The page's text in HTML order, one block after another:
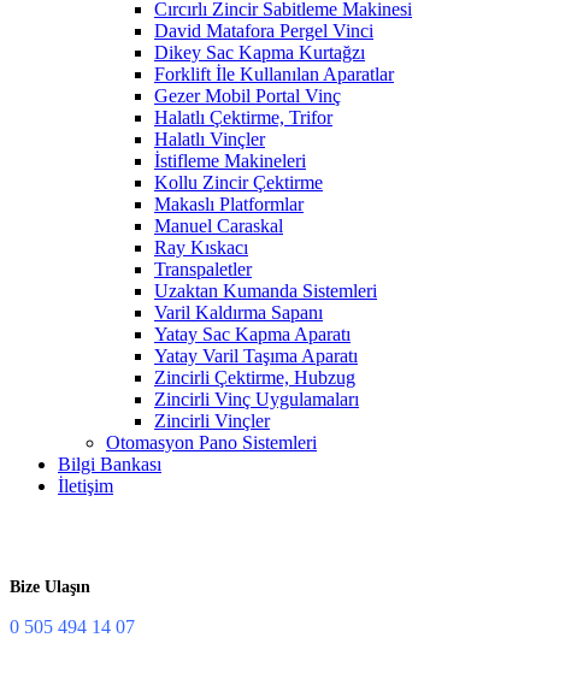
Cırcırlı Zincir Sabitleme Makinesi
David Matafora Pergel Vinci
Dikey Sac Kapma Kurtağzı
Forklift İle Kullanılan Aparatlar
Gezer Mobil Portal Vinç
Halatlı Çektirme, Trifor
Halatlı Vinçler
İstifleme Makineleri
Kollu Zincir Çektirme
Makaslı Platformlar
Manuel Caraskal
Ray Kıskacı
Transpaletler
Uzaktan Kumanda Sistemleri
Varil Kaldırma Sapanı
Yatay Sac Kapma Aparatı
Yatay Varil Taşıma Aparatı
Zincirli Çektirme, Hubzug
Zincirli Vinç Uygulamaları
Zincirli Vinçler
Otomasyon Pano Sistemleri
Bilgi Bankası
İletişim
Bize Ulaşın
0 505 494 14 07